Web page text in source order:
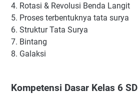
4. Rotasi & Revolusi Benda Langit
5. Proses terbentuknya tata surya
6. Struktur Tata Surya
7. Bintang
8. Galaksi
Kompetensi Dasar Kelas 6 SD